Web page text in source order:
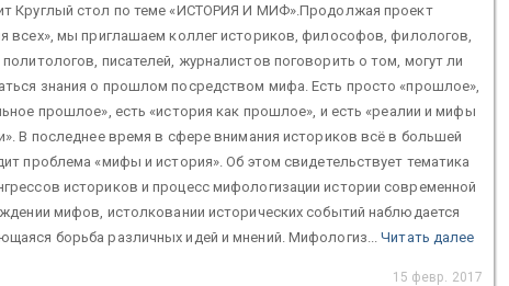
Круглый стол по теме «ИСТОРИЯ И МИФ».Продолжая проект
всех», мы приглашаем коллег историков, философов, филологов,
писателей, журналистов поговорить о том, могут ли
знания о прошлом посредством мифа. Есть просто «прошлое»,
прошлое», есть «история как прошлое», и есть «реалии и мифы
В последнее время в сфере внимания историков всё в большей
проблема «мифы и история». Об этом свидетельствует тематика
историков и процесс мифологизации истории современной
мифов, истолковании исторических событий наблюдается
борьба различных идей и мнений. Мифологиз...Читать далее
15 февр. 2017